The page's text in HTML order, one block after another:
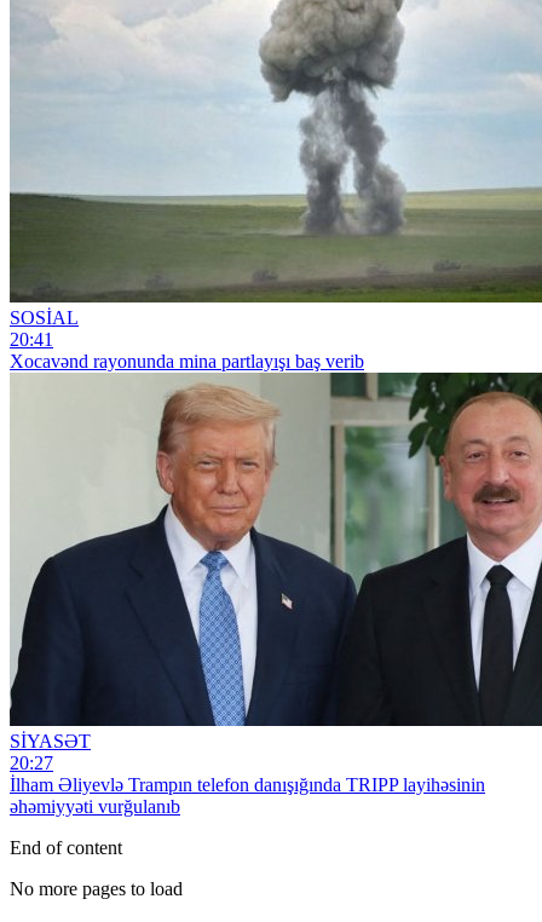
SOSİAL
20:41
Xocavənd rayonunda mina partlayışı baş verib
SİYASƏT
20:27
İlham Əliyevlə Trampın telefon danışığında TRIPP layihəsinin
əhəmiyyəti vurğulanıb
End of content
No more pages to load